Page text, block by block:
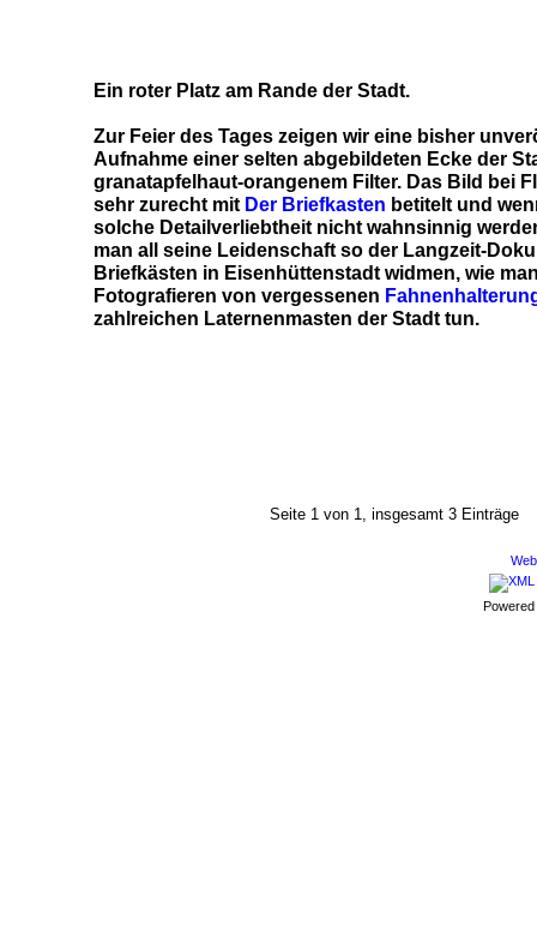
Ein roter Platz am Rande der Stadt.
Zur Feier des Tages zeigen wir eine bisher
Aufnahme einer selten abgebildeten Ecke der
granatapfelhaut-orangenem Filter. Das Bild bei
sehr zurecht mit Der Briefkasten betitelt und
solche Detailverliebtheit nicht wahnsinnig
man all seine Leidenschaft so der Langzeit-
Briefkästen in Eisenhüttenstadt widmen, wie
Fotografieren von vergessenen
zahlreichen Laternenmasten der Stadt tun.
Seite 1 von 1, insgesamt 3 Einträge